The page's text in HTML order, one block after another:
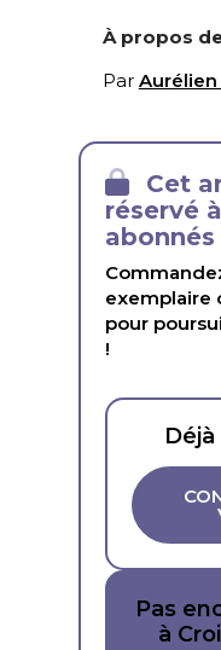
À propos
Par Aurélien
Cet
réservé
abonnés
exemplaire
pour
!
Pas
à